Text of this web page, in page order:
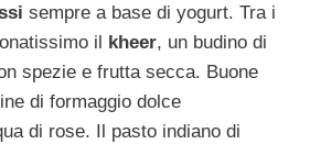
sempre a base di yogurt. Tra i
il
kheer, un budino di
spezie e frutta secca. Buone
di formaggio dolce
di rose. Il pasto indiano di